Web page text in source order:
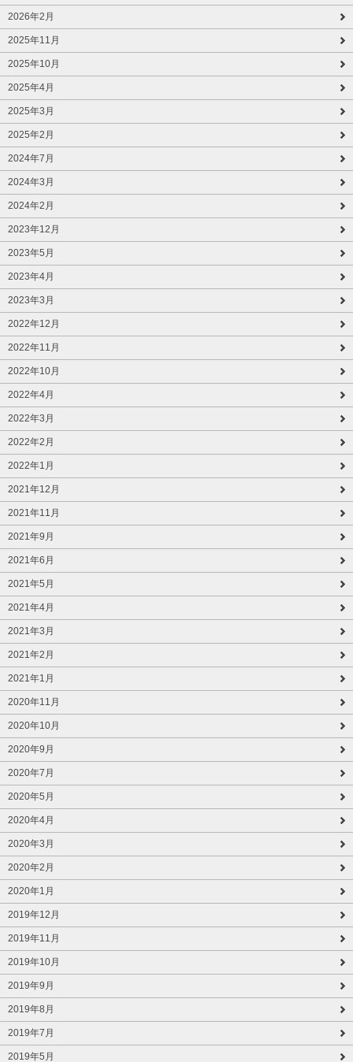
2026年2月
2025年11月
2025年10月
2025年4月
2025年3月
2025年2月
2024年7月
2024年3月
2024年2月
2023年12月
2023年5月
2023年4月
2023年3月
2022年12月
2022年11月
2022年10月
2022年4月
2022年3月
2022年2月
2022年1月
2021年12月
2021年11月
2021年9月
2021年6月
2021年5月
2021年4月
2021年3月
2021年2月
2021年1月
2020年11月
2020年10月
2020年9月
2020年7月
2020年5月
2020年4月
2020年3月
2020年2月
2020年1月
2019年12月
2019年11月
2019年10月
2019年9月
2019年8月
2019年7月
2019年5月